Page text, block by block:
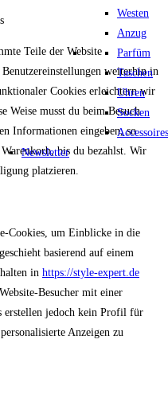
Westen
Anzug
Parfüm
Taschen
Uhren
Socken
Accessoires
Newsletter
Teile der Website
weiterhin in
Cookies erleichtern wir
Weise musst du beim Besuch
Informationen eingeben, so
bis du bezahlst. Wir
platzieren.
Cookies, um Einblicke in die
basierend auf einem
in https://style-expert.de
Besucher mit einer
erstellen jedoch kein Profil für
Anzeigen zu